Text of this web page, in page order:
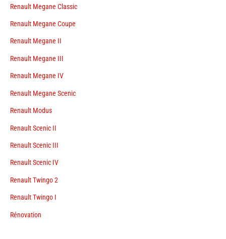
Renault Megane Classic
Renault Megane Coupe
Renault Megane II
Renault Megane III
Renault Megane IV
Renault Megane Scenic
Renault Modus
Renault Scenic II
Renault Scenic III
Renault Scenic IV
Renault Twingo 2
Renault Twingo I
Rénovation